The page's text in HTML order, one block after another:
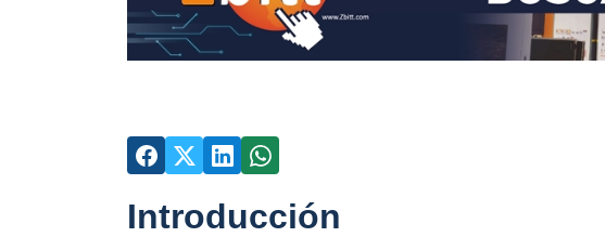
Introducción